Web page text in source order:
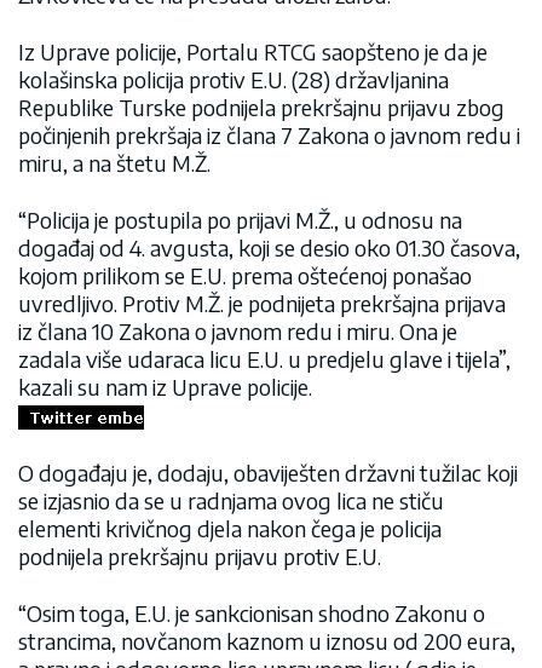
Iz Uprave policije, Portalu RTCG saopšteno je da je
kolašinska policija protiv E.U. (28) državljanina
Republike Turske podnijela prekršajnu prijavu zbog
počinjenih prekršaja iz člana 7 Zakona o javnom redu i
miru, a na štetu M.Ž.
“Policija je postupila po prijavi M.Ž., u odnosu na
događaj od 4. avgusta, koji se desio oko 01.30 časova,
kojom prilikom se E.U. prema oštećenoj ponašao
uvredljivo. Protiv M.Ž. je podnijeta prekršajna prijava
iz člana 10 Zakona o javnom redu i miru. Ona je
zadala više udaraca licu E.U. u predjelu glave i tijela”,
kazali su nam iz Uprave policije.
O događaju je, dodaju, obaviješten državni tužilac koji
se izjasnio da se u radnjama ovog lica ne stiču
elementi krivičnog djela nakon čega je policija
podnijela prekršajnu prijavu protiv E.U.
“Osim toga, E.U. je sankcionisan shodno Zakonu o
strancima, novčanom kaznom u iznosu od 200 eura,